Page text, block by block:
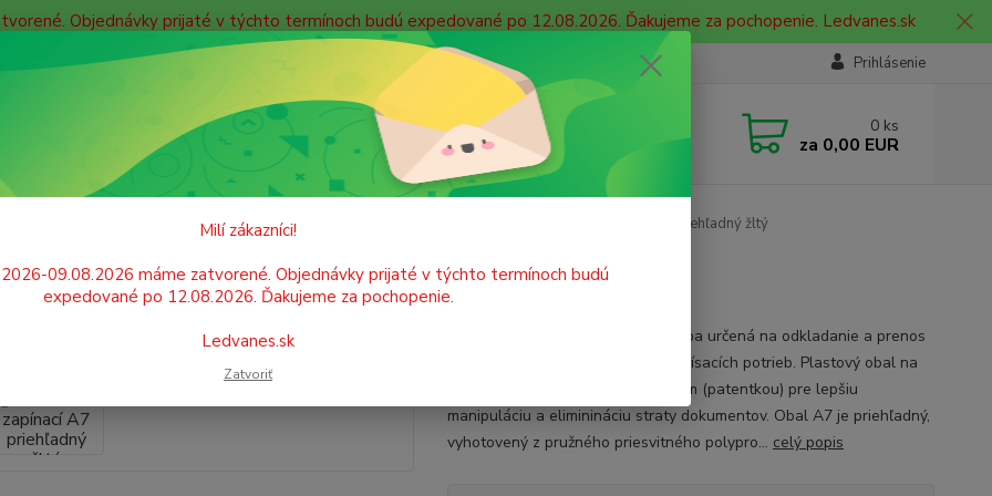
Objednávky prijaté v týchto termínoch budú expedované po 12.08.2026. Ďakujeme za pochopenie. Ledvanes.sk
údajov Doprava Prihlásenie
Hľadať
Neviete si rady? Zavolajte.
+421 908 755 958
Po. - Pia. od 9:00 hod. - 16:00 hod.
0 ks
za 0,00 EUR
IDENTIFIKÁCIA A ORGANIZÁCIA Obaly na dokumenty Obal PP zapínací A7 priehľadný žltý
PP zapínací A7 priehľadný žltý
Plastová zapínacia odkladacia mapa určená na odkladanie a prenos
dokumentov, fotografií, CD alebo písacích potrieb. Plastový obal na
dokumenty so zatláčacím uzáverom (patentkou) pre lepšiu
manipuláciu a eliminináciu straty dokumentov. Obal A7 je priehľadný,
vyhotovený z pružného priesvitného polypro... celý popis
Milí zákazníci!
09.08.2026 máme zatvorené. Objednávky prijaté v týchto termínoch budú
expedované po 12.08.2026. Ďakujeme za pochopenie.
Ledvanes.sk
Zatvoriť